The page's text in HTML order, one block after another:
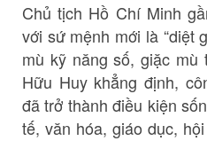
Chủ tịch Hồ Chí Minh
với sứ mệnh mới là “diệt
mù kỹ năng số, giặc
Hữu Huy khẳng định,
đã trở thành điều kiện
tế, văn hóa, giáo dục,